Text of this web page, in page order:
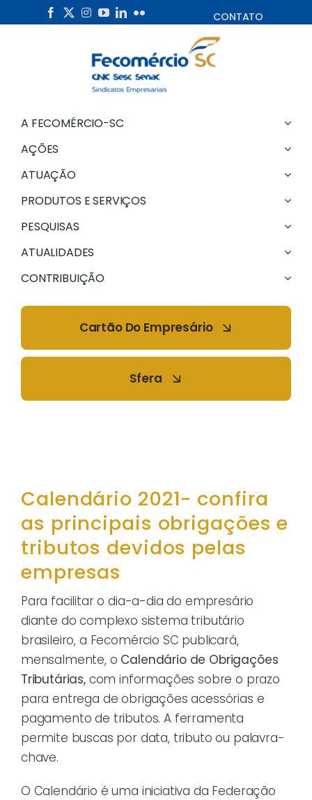
to
CONTATO
A FECOMÉRCIO-SC
AÇÕES
ATUAÇÃO
PRODUTOS E SERVIÇOS
PESQUISAS
ATUALIDADES
CONTRIBUIÇÃO
Cartão Do Empresário
Sfera
Calendário 2021- confira
as principais obrigações e
tributos devidos pelas
empresas
Para facilitar o dia-a-dia do empresário
diante do complexo sistema tributário
brasileiro, a Fecomércio SC publicará,
mensalmente, o Calendário de Obrigações
Tributárias,com informações sobre o prazo
para entrega de obrigações acessórias e
pagamento de tributos. A ferramenta
permite buscas por data, tributo ou palavra-
chave.
O Calendário é uma iniciativa da Federação